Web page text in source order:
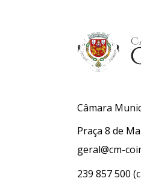
Câmara
Praça 8 de
geral@cm-
239 857 500